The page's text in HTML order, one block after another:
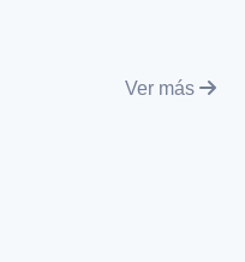
Ver más